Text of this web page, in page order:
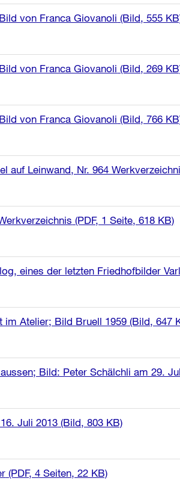
von Franca Giovanoli (Bild, 555
von Franca Giovanoli (Bild, 269
von Franca Giovanoli (Bild, 766
auf Leinwand, Nr. 964
(PDF, 1 Seite, 618 KB)
eines der letzten Friedhofbilder
im Atelier; Bild Bruell 1959 (Bild, 647
Bild: Peter Schälchli am 29.
Juli 2013 (Bild, 803 KB)
(PDF, 4 Seiten, 22 KB)